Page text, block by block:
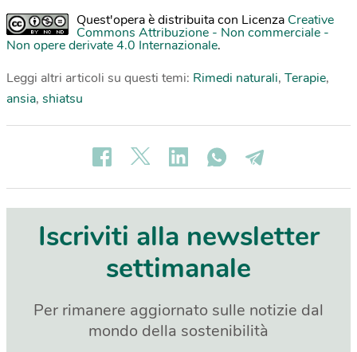
Quest'opera è distribuita con Licenza Creative
Commons Attribuzione - Non commerciale -
Non opere derivate 4.0 Internazionale.
Leggi altri articoli su questi temi: Rimedi naturali, Terapie,
ansia, shiatsu
Iscriviti alla newsletter
settimanale
Per rimanere aggiornato sulle notizie dal
mondo della sostenibilità